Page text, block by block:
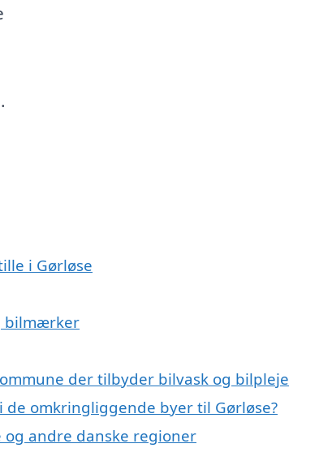
i Gørløse
bilmærker
der tilbyder bilvask og bilpleje
omkringliggende byer til Gørløse?
andre danske regioner